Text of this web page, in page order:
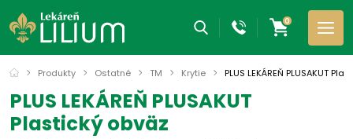
0
Produkty Ostatné TM Krytie PLUS LEKÁREŇ PLUSAKUT
PLUS LEKÁREŇ PLUSAKUT
Plastický obväz